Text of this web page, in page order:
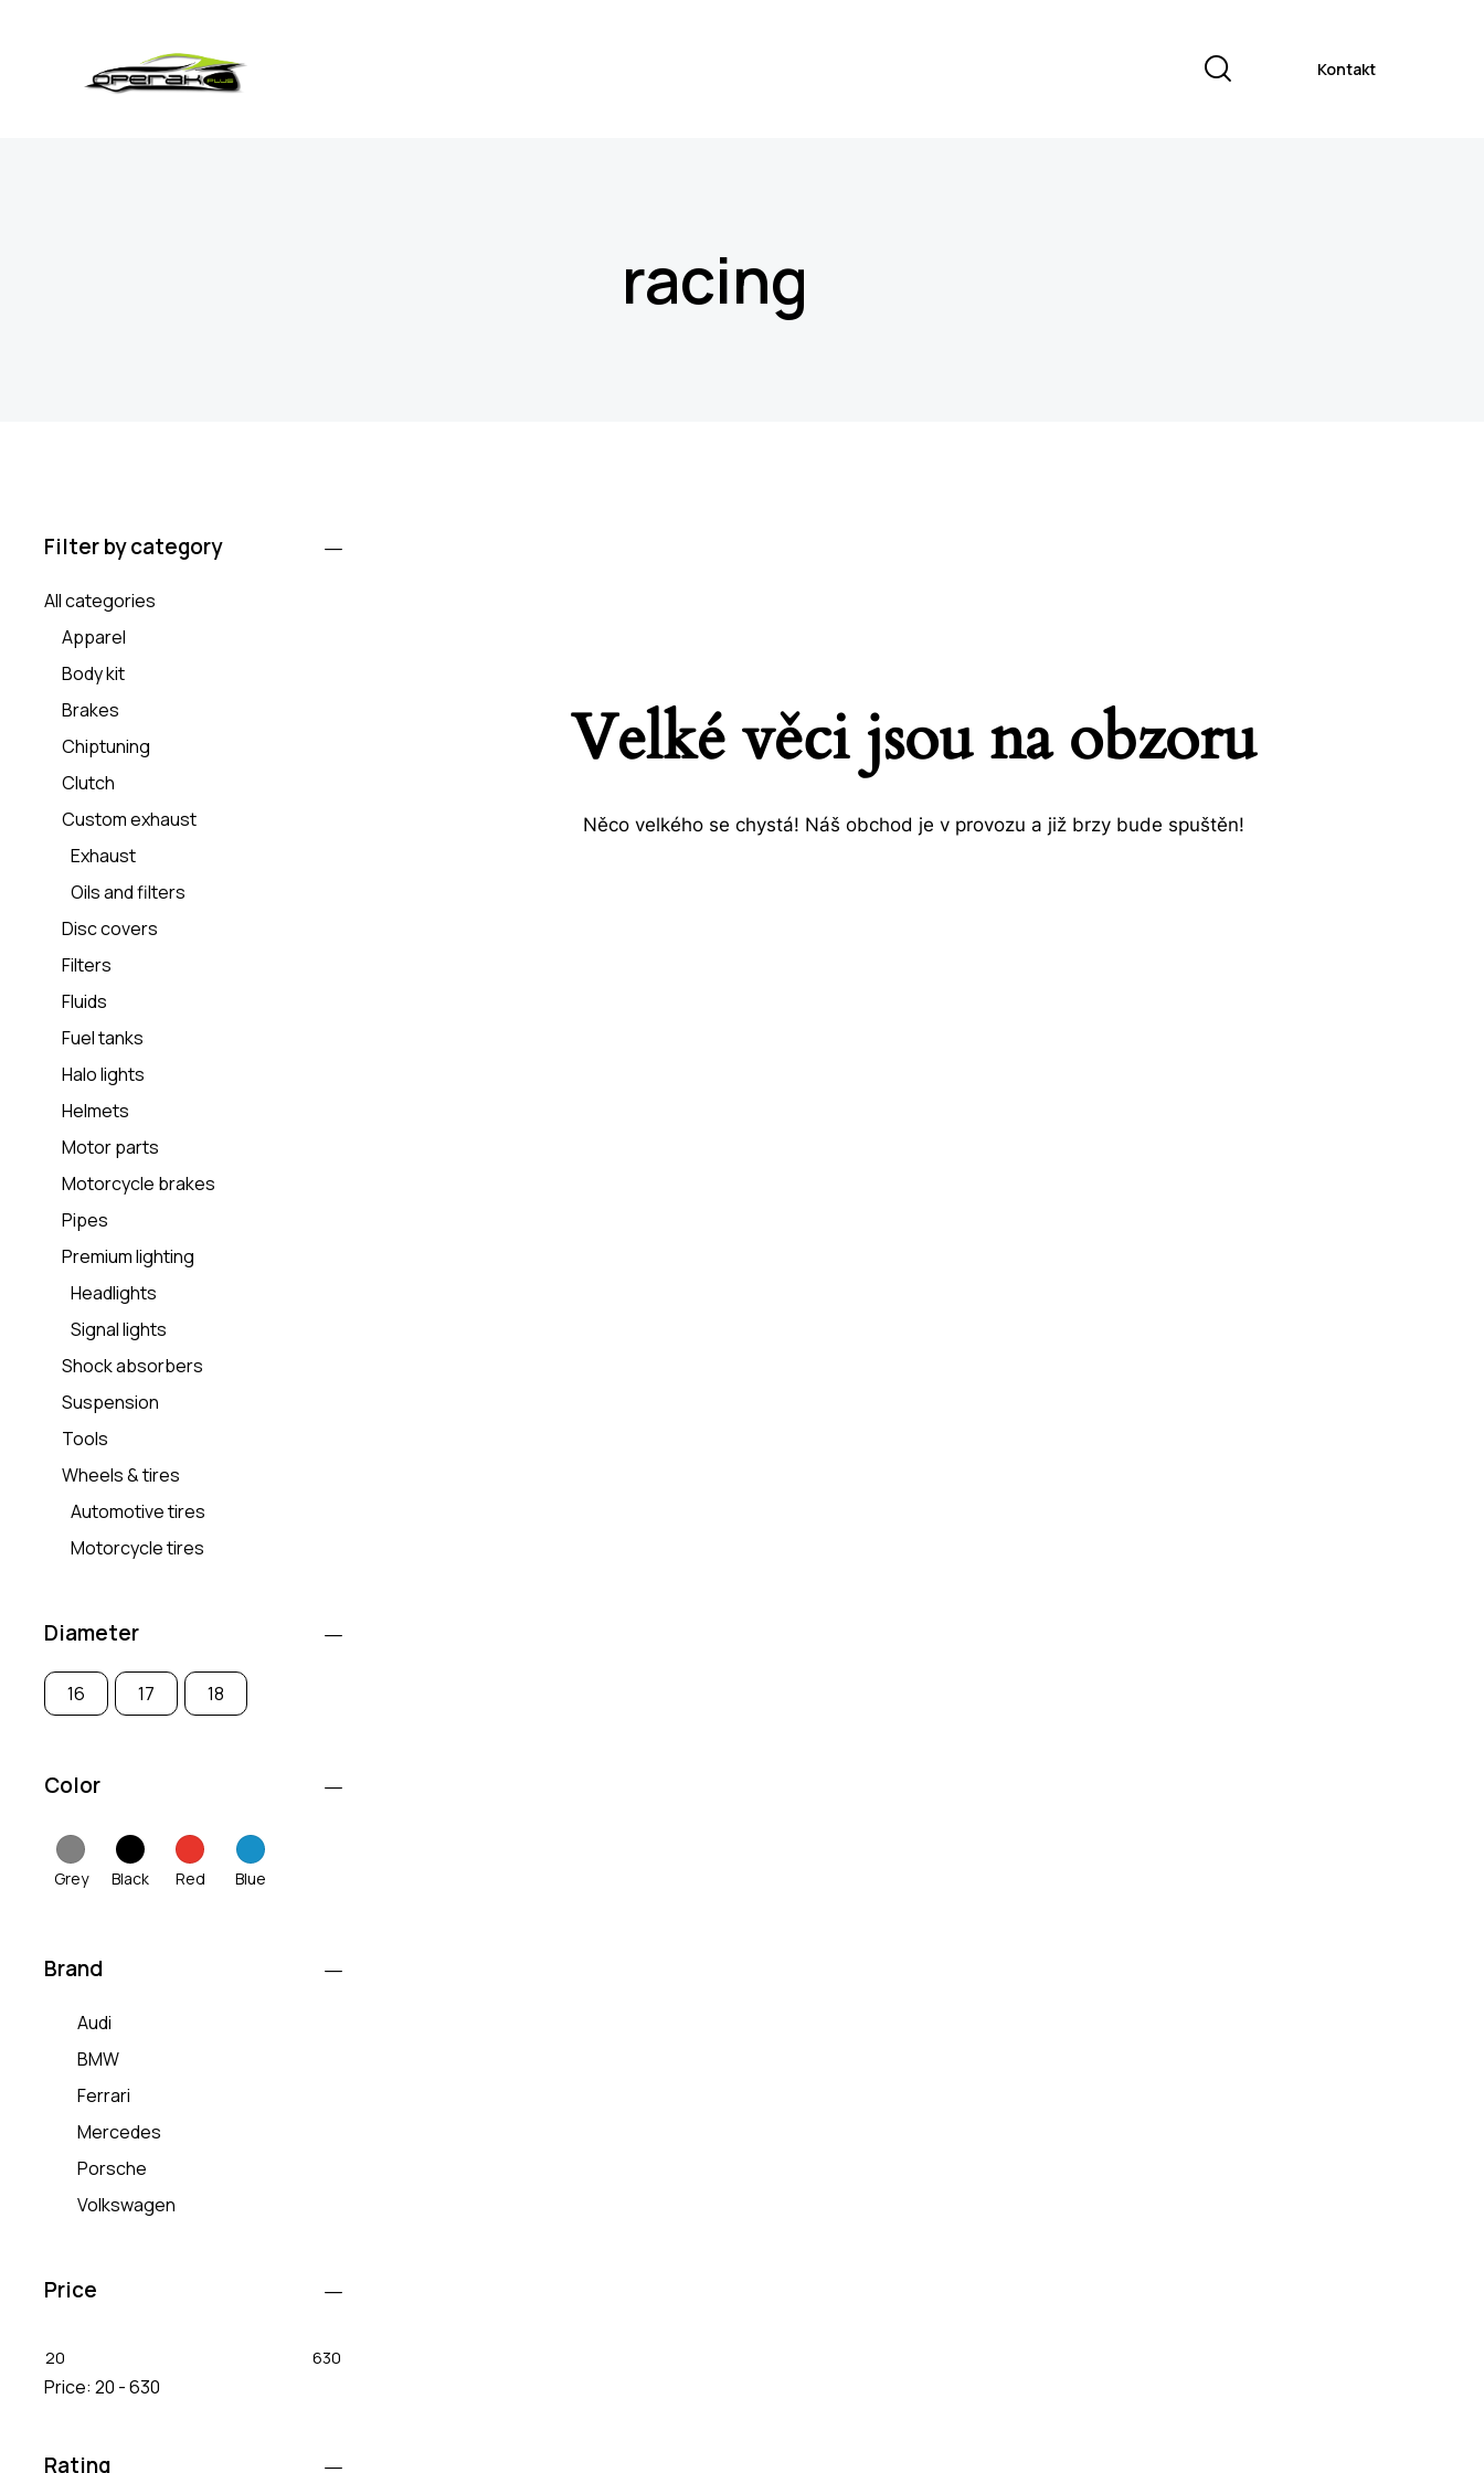
Kontakt
racing
Velké věci jsou na obzoru
Něco velkého se chystá! Náš obchod je v provozu a již brzy bude spuštěn!
Filter by category
All categories
Apparel
Body kit
Brakes
Chiptuning
Clutch
Custom exhaust
Exhaust
Oils and filters
Disc covers
Filters
Fluids
Fuel tanks
Halo lights
Helmets
Motor parts
Motorcycle brakes
Pipes
Premium lighting
Headlights
Signal lights
Shock absorbers
Suspension
Tools
Wheels & tires
Automotive tires
Motorcycle tires
Diameter
16 17 18
Color
Grey Black Red Blue
Brand
Audi
BMW
Ferrari
Mercedes
Porsche
Volkswagen
Price
20 630
Price: 20 - 630
Rating